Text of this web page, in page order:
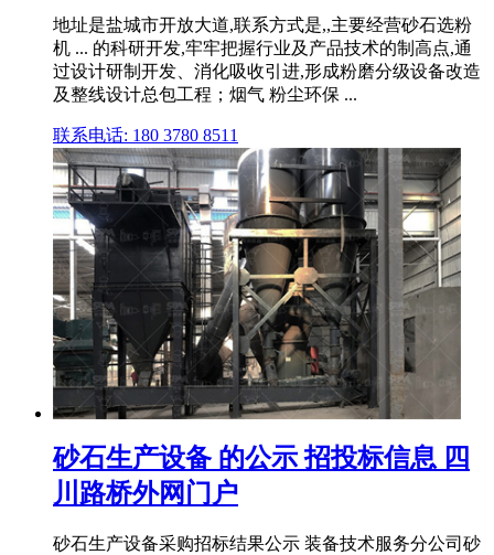
地址是盐城市开放大道,联系方式是,,主要经营砂石选粉
机 ... 的科研开发,牢牢把握行业及产品技术的制高点,通
过设计研制开发、消化吸收引进,形成粉磨分级设备改造
及整线设计总包工程；烟气 粉尘环保 ...
联系电话: 180 3780 8511
砂石生产设备 的公示 招投标信息 四
川路桥外网门户
砂石生产设备采购招标结果公示 装备技术服务分公司砂